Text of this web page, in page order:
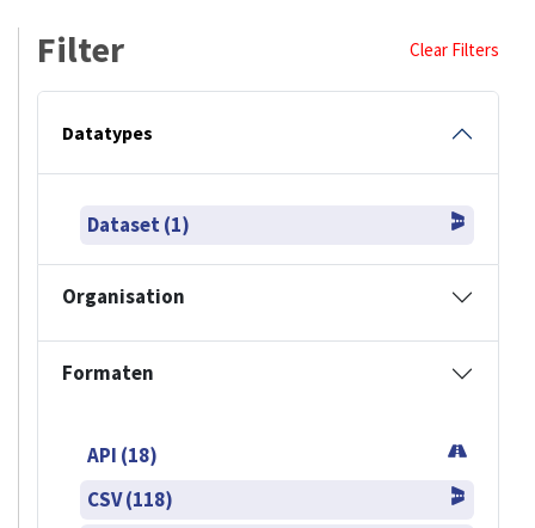
Filter Clear Filters
Datatypes
Dataset (1)
Organisation
Formaten
API (18)
CSV (118)